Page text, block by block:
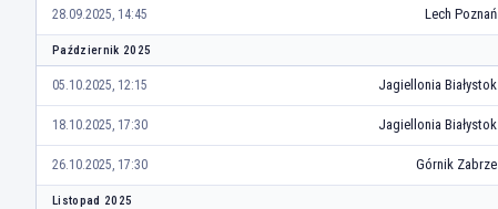
28.09.2025, 14:45 Lech Poznań
Październik 2025
05.10.2025, 12:15 Jagiellonia Białystok
18.10.2025, 17:30 Jagiellonia Białystok
26.10.2025, 17:30 Górnik Zabrze
Listopad 2025